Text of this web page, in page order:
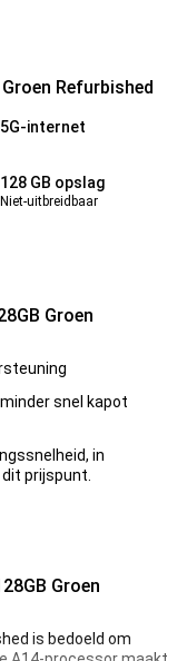
Refurbished
5G-internet
128 GB opslag
Niet-uitbreidbaar
Groen
snel kapot
in
prijspunt.
Groen
is bedoeld om